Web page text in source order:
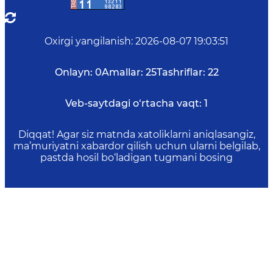
Oxirgi yangilanish: 2026-08-07 19:03:51
Onlayn: 0Amallar: 25Tashriflar: 22
Veb-saytdagi o‘rtacha vaqt: 1
Diqqat! Agar siz matnda xatoliklarni aniqlasangiz,
ma’muriyatni xabardor qilish uchun ularni belgilab,
pastda hosil bo‘ladigan tugmani bosing